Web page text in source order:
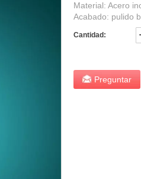
Material: Acero
Acabado: pulido
Cantidad:
Preguntar